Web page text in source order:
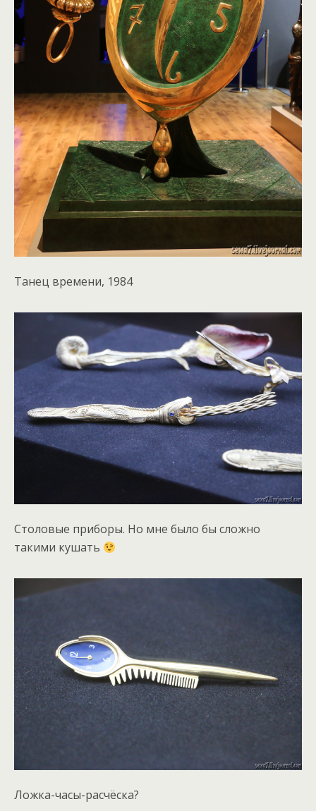
Танец времени, 1984
Столовые приборы. Но мне было бы сложно
такими кушать
Ложка-часы-расчёска?